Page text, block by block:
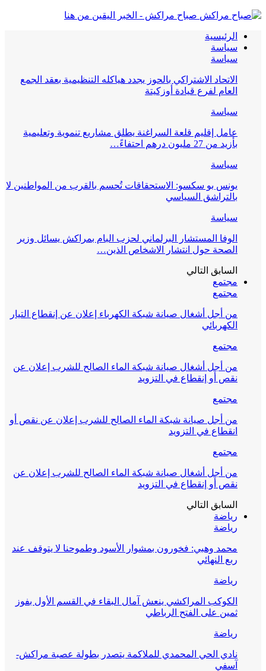
صباح مراكش - الخبر اليقين من هنا
الرئيسية
سياسة
سياسة
الاتحاد الاشتراكي بالحوز يجدد هياكله التنظيمية بعقد الجمع
العام لفرع قيادة أوزكيتة
سياسة
عامل إقليم قلعة السراغنة يطلق مشاريع تنموية وتعليمية
بأزيد من 27 مليون درهم احتفاءً…
سياسة
يونس بو سكسو: الاستحقاقات تُحسم بالقرب من المواطنين لا
بالتراشق السياسي
سياسة
الوفا المستشار البرلماني لحزب البام بمراكش يسائل وزير
الصحة حول انتشار الاشخاص الذين…
السابق التالي
مجتمع
مجتمع
من أجل أشغال صيانة شبكة الكهرباء إعلان عن إنقطاع التيار
الكهربائي
مجتمع
من أجل أشغال صيانة شبكة الماء الصالح للشرب إعلان عن
نقص أو إنقطاع في التزويد
مجتمع
من أجل صيانة شبكة الماء الصالح للشرب إعلان عن نقص أو
انقطاع في التزويد
مجتمع
من أجل أشغال صيانة شبكة الماء الصالح للشرب إعلان عن
نقص أو إنقطاع في التزويد
السابق التالي
رياضة
رياضة
محمد وهبي: فخورون بمشوار الأسود وطموحنا لا يتوقف عند
ربع النهائي
رياضة
الكوكب المراكشي ينعش آمال البقاء في القسم الأول بفوز
ثمين على الفتح الرباطي
رياضة
نادي الحي المحمدي للملاكمة يتصدر بطولة عصبة مراكش-
آسفي